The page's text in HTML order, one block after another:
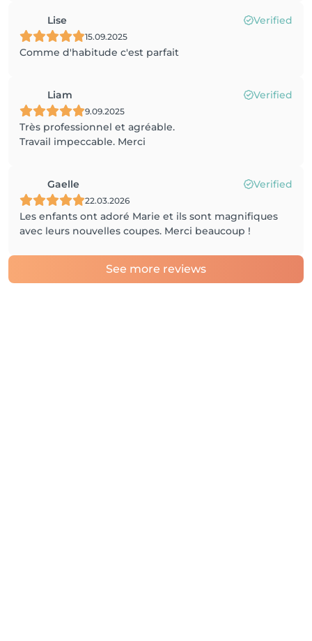
Lise Verified
15.09.2025
Comme d'habitude c'est parfait
Liam Verified
9.09.2025
Très professionnel et agréable.
Travail impeccable. Merci
Gaelle Verified
22.03.2026
Les enfants ont adoré Marie et ils sont magnifiques
avec leurs nouvelles coupes. Merci beaucoup !
See more reviews